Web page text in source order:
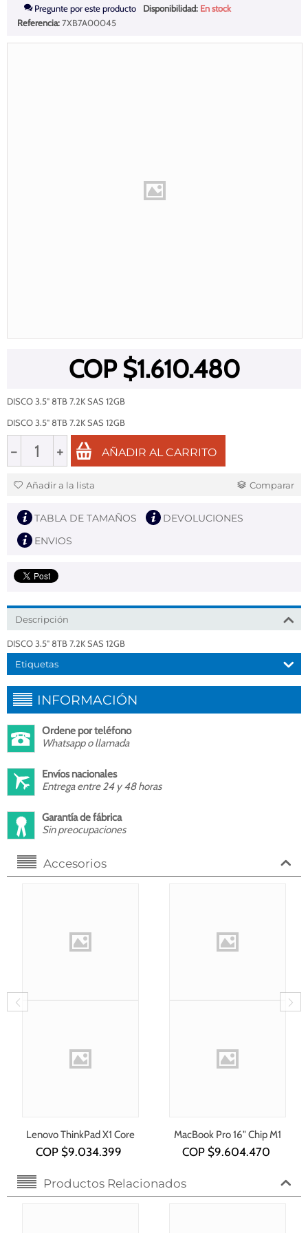
Pregunte por este producto Disponibilidad: En stock
Referencia:7XB7A00045
COP $1.610.480
DISCO 3.5" 8TB 7.2K SAS 12GB
DISCO 3.5" 8TB 7.2K SAS 12GB
− + AÑADIR AL CARRITO
Añadir a la lista Comparar
TABLA DE TAMAÑOS
DEVOLUCIONES
ENVIOS
Descripción
DISCO 3.5" 8TB 7.2K SAS 12GB
Etiquetas
INFORMACIÓN
Ordene por teléfono
Whatsapp o llamada
Envíos nacionales
Entrega entre 24 y 48 horas
Garantía de fábrica
Sin preocupaciones
Accesorios
Lenovo ThinkPad X1 Core
i7-1355U
COP $9.034.399
MacBook Pro 16" Chip M1
COP $9.604.470
Productos Relacionados